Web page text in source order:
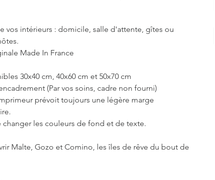
vos intérieurs : domicile, salle d'attente, gîtes ou
Made In France
30x40 cm, 40x60 cm et 50x70 cm
(Par vos soins, cadre non fourni)
prévoit toujours une légère marge
changer les couleurs de fond et de texte.
Malte, Gozo et Comino, les îles de rêve du bout de